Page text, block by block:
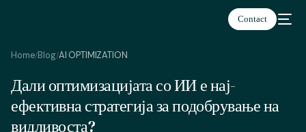
Contact
Home/Blog/AI OPTIMIZATION
Дали оптимизацијата со ИИ е нај-
ефективна стратегија за подобрување на
видливоста?